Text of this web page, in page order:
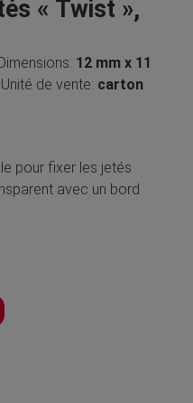
« Twist »,
12 mm x 11
de vente: carton
pour fixer les jetés
avec un bord